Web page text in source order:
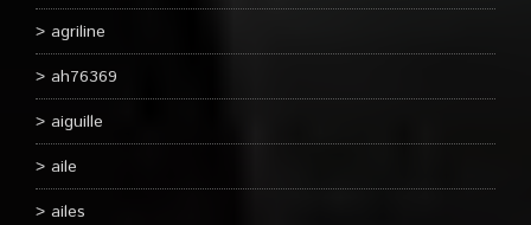
agriline
ah76369
aiguille
aile
ailes